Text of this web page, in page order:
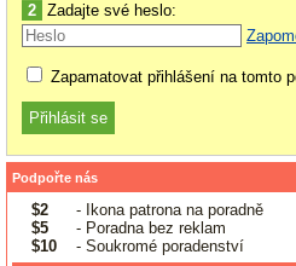
2 Zadajte své heslo:
Zapamatovat přihlášení na tomto
Podpořte nás
$2
- Ikona patrona na poradně
$5
- Poradna bez reklam
$10
- Soukromé poradenství